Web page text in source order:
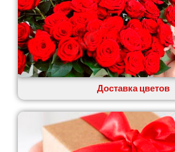
Доставка цветов